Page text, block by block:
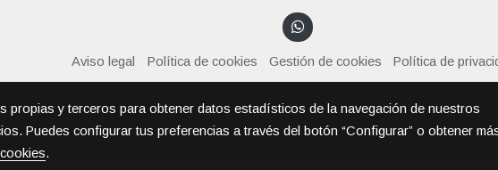
Aviso legal Política de cookies Gestión de cookies Política de
propias y terceros para obtener datos estadísticos de la navegación de nuestros
Puedes configurar tus preferencias a través del botón “Configurar” o obtener
.